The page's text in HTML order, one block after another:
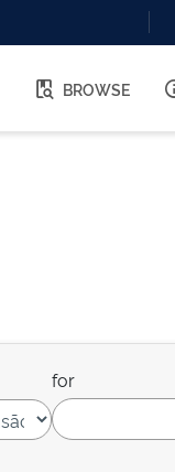
BROWSE
for